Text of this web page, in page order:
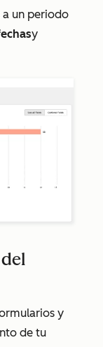
a un periodo
y
y
de tu